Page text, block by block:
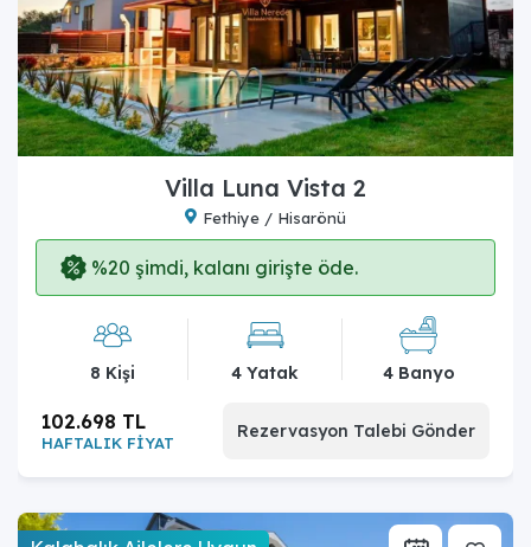
Villa Luna Vista 2
Fethiye / Hisarönü
%20 şimdi, kalanı girişte öde.
8 Kişi 4 Yatak 4 Banyo
HAFTALIK FİYAT
102.698 TL Rezervasyon Talebi Gönder